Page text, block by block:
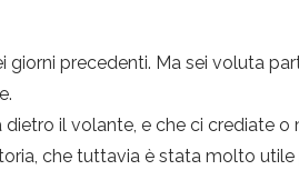
precedenti. Ma sei voluta
il volante, e che ci crediate o
che tuttavia è stata molto